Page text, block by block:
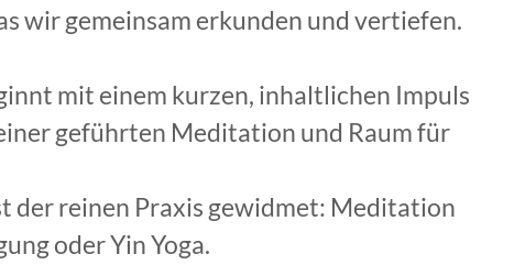
wir gemeinsam erkunden und vertiefen.
mit einem kurzen, inhaltlichen Impuls
geführten Meditation und Raum für
der reinen Praxis gewidmet: Meditation
oder Yin Yoga.